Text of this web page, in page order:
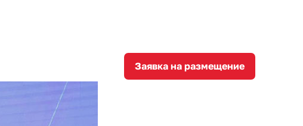
Заявка на размещение